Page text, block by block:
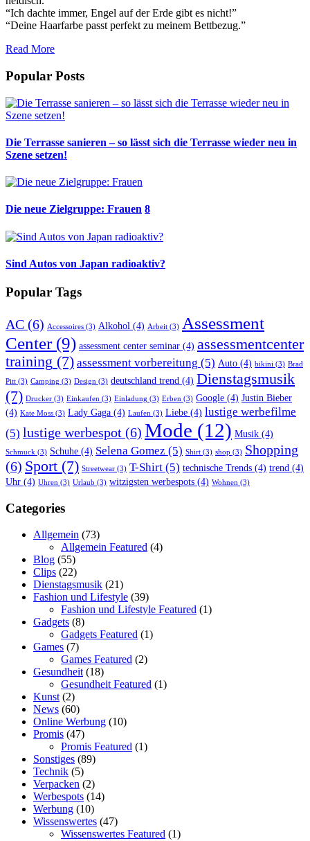
“Ich dachte immer, Engel auf der Erde gibt es nicht!”
“Deine Haarfarbe passt perfekt zu meinem Bettbezug.”
Read More
Popular Posts
Die Terrasse sanieren – so lässt sich die Terrasse wieder neu in
Szene setzen!
Die neue Zielgruppe: Frauen 8
Sind Autos von Japan radioaktiv?
Popular Tags
AC (6) Accessoires (3) Alkohol (4) Arbeit (3) Assessment
Center(9) assessment center seminar (4) assessmentcenter
training (7) assessment vorbereitung (5) Auto (4) bikini (3) Brad
Pitt (3) Camping (3) Design (3) deutschland trend (4) Dienstagsmusik
(7) Drucker (3) Einkaufen (3) Einladung (3) Erben (3) Google (4) Justin Bieber
(4) Kate Moss (3) Lady Gaga (4) Laufen (3) Liebe (4) lustige werbefilme
(5) lustige werbespot (6) Mode (12) Musik (4)
Schmuck (3) Schuhe (4) Selena Gomez (5) Shirt (3) shop (3) Shopping
(6) Sport (7) Streetwear (3) T-Shirt (5) technische Trends (4) trend (4)
Uhr (4) Uhren (3) Urlaub (3) witzigsten werbespots (4) Wohnen (3)
Categories
Allgemein (73)
Allgemein Featured (4)
Blog (55)
Clips (22)
Dienstagsmusik (21)
Fashion und Lifestyle (39)
Fashion und Lifestyle Featured (1)
Gadgets (8)
Gadgets Featured (1)
Games (7)
Games Featured (2)
Gesundheit(18)
Gesundheit Featured (1)
Kunst(2)
News (60)
Online Werbung (10)
Promis (47)
Promis Featured (1)
Sonstiges (89)
Technik (5)
Verpacken (2)
Werbespots (14)
Werbung (10)
Wissenswertes (47)
Wissenswertes Featured (1)